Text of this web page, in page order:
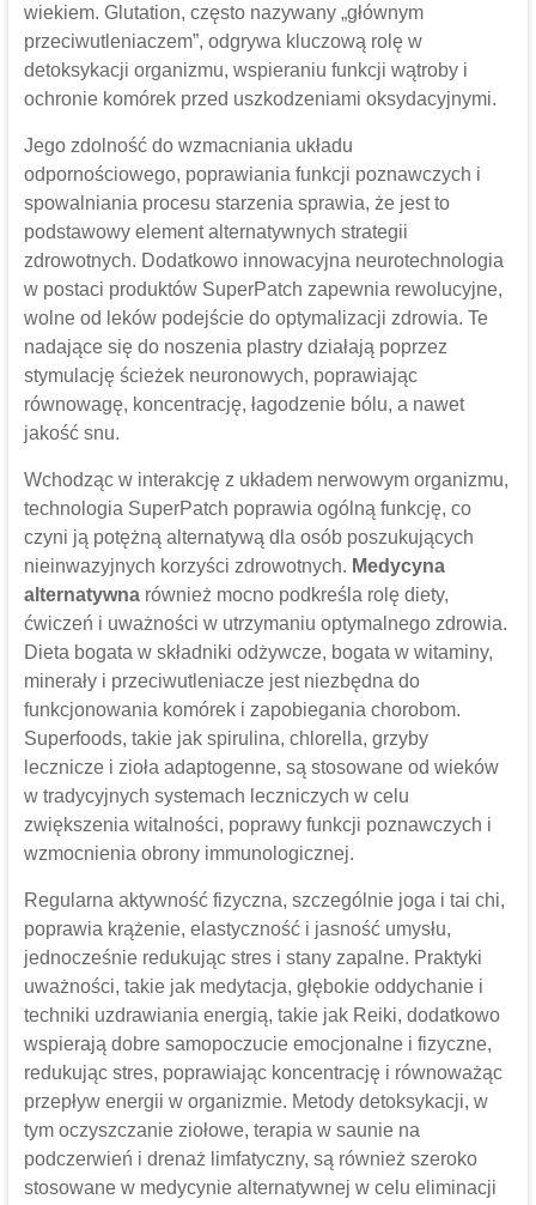
wiekiem. Glutation, często nazywany „głównym
przeciwutleniaczem”, odgrywa kluczową rolę w
detoksykacji organizmu, wspieraniu funkcji wątroby i
ochronie komórek przed uszkodzeniami oksydacyjnymi.
Jego zdolność do wzmacniania układu
odpornościowego, poprawiania funkcji poznawczych i
spowalniania procesu starzenia sprawia, że ​​jest to
podstawowy element alternatywnych strategii
zdrowotnych. Dodatkowo innowacyjna neurotechnologia
w postaci produktów SuperPatch zapewnia rewolucyjne,
wolne od leków podejście do optymalizacji zdrowia. Te
nadające się do noszenia plastry działają poprzez
stymulację ścieżek neuronowych, poprawiając
równowagę, koncentrację, łagodzenie bólu, a nawet
jakość snu.
Wchodząc w interakcję z układem nerwowym organizmu,
technologia SuperPatch poprawia ogólną funkcję, co
czyni ją potężną alternatywą dla osób poszukujących
nieinwazyjnych korzyści zdrowotnych. Medycyna
alternatywnarównież mocno podkreśla rolę diety,
ćwiczeń i uważności w utrzymaniu optymalnego zdrowia.
Dieta bogata w składniki odżywcze, bogata w witaminy,
minerały i przeciwutleniacze jest niezbędna do
funkcjonowania komórek i zapobiegania chorobom.
Superfoods, takie jak spirulina, chlorella, grzyby
lecznicze i zioła adaptogenne, są stosowane od wieków
w tradycyjnych systemach leczniczych w celu
zwiększenia witalności, poprawy funkcji poznawczych i
wzmocnienia obrony immunologicznej.
Regularna aktywność fizyczna, szczególnie joga i tai chi,
poprawia krążenie, elastyczność i jasność umysłu,
jednocześnie redukując stres i stany zapalne. Praktyki
uważności, takie jak medytacja, głębokie oddychanie i
techniki uzdrawiania energią, takie jak Reiki, dodatkowo
wspierają dobre samopoczucie emocjonalne i fizyczne,
redukując stres, poprawiając koncentrację i równoważąc
przepływ energii w organizmie. Metody detoksykacji, w
tym oczyszczanie ziołowe, terapia w saunie na
podczerwień i drenaż limfatyczny, są również szeroko
stosowane w medycynie alternatywnej w celu eliminacji